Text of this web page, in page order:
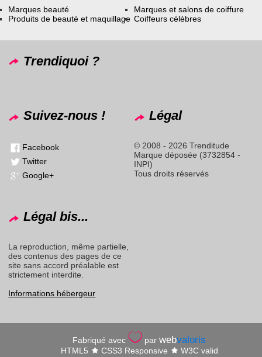
Marques beauté
Produits de beauté et maquillage
Marques et salons de coiffure
Coiffeurs célèbres
Trendiquoi ?
Suivez-nous !
Facebook
Twitter
Google+
Légal
© 2008 - 2026 Trenditude
Marque déposée (3732854 -
INPI)
Tous droits réservés
Légal bis...
La reproduction, même partielle,
des contenus des pages de ce
site sans accord préalable est
strictement interdite.
Informations hébergeur
Fabriqué avec parwebvaloris
HTML5 CSS3 Responsive W3C valid